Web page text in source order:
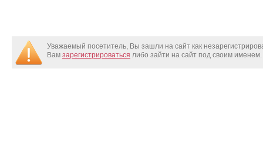
Уважаемый посетитель, Вы зашли на сайт как
Вам зарегистрироваться либо зайти на сайт под своим именем.